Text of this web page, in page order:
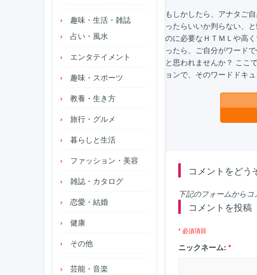
趣味・生活・雑誌
占い・風水
エンタテイメント
趣味・スポーツ
教養・生き方
旅行・グルメ
暮らしと生活
ファッション・美容
雑誌・カタログ
恋愛・結婚
健康
その他
芸能・音楽
もしかしたら、アナタご
ったらいいか判らない、
のに必要なＨＴＭＬや高
ったら、ご自分がワード
と思われませんか？ ここ
ョンで、そのワードドキ
コメントをどう
下記のフォームからコ
コメントを投稿
* 必須項目
ニックネーム: *